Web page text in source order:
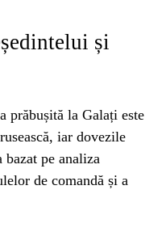
și
prăbușită la Galați este
iar dovezile
bazat pe analiza
de comandă și a